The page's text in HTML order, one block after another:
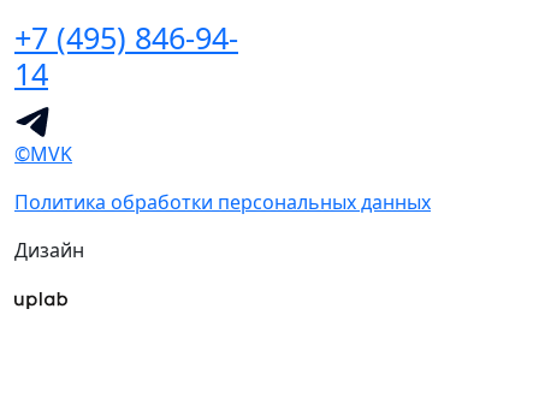
+7 (495) 846-94-
14
©MVK
Политика обработки персональных данных
Дизайн